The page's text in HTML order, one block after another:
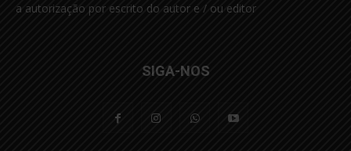
a autorização por escrito do autor e / ou editor
SIGA-NOS